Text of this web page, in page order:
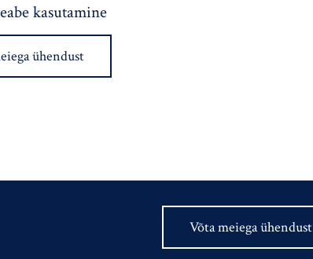
kasutamine
ühendust
Võta meiega ühendust